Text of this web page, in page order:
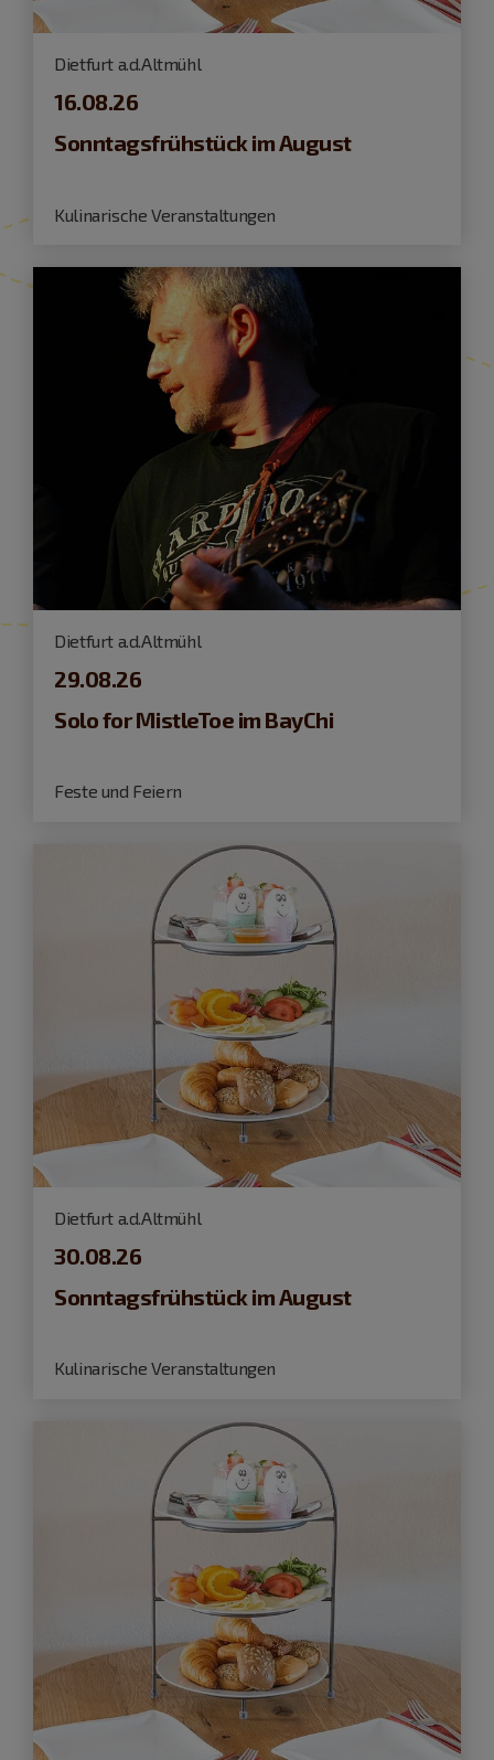
Dietfurt a.d.Altmühl
16.08.26
Sonntagsfrühstück im August
Kulinarische Veranstaltungen
Dietfurt a.d.Altmühl
29.08.26
Solo for MistleToe im BayChi
Feste und Feiern
Dietfurt a.d.Altmühl
30.08.26
Sonntagsfrühstück im August
Kulinarische Veranstaltungen